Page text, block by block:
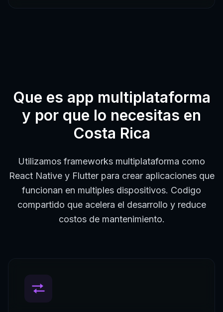
Que es app multiplataforma
y por que lo necesitas en
Costa Rica
Utilizamos frameworks multiplataforma como
React Native y Flutter para crear aplicaciones que
funcionan en multiples dispositivos. Codigo
compartido que acelera el desarrollo y reduce
costos de mantenimiento.